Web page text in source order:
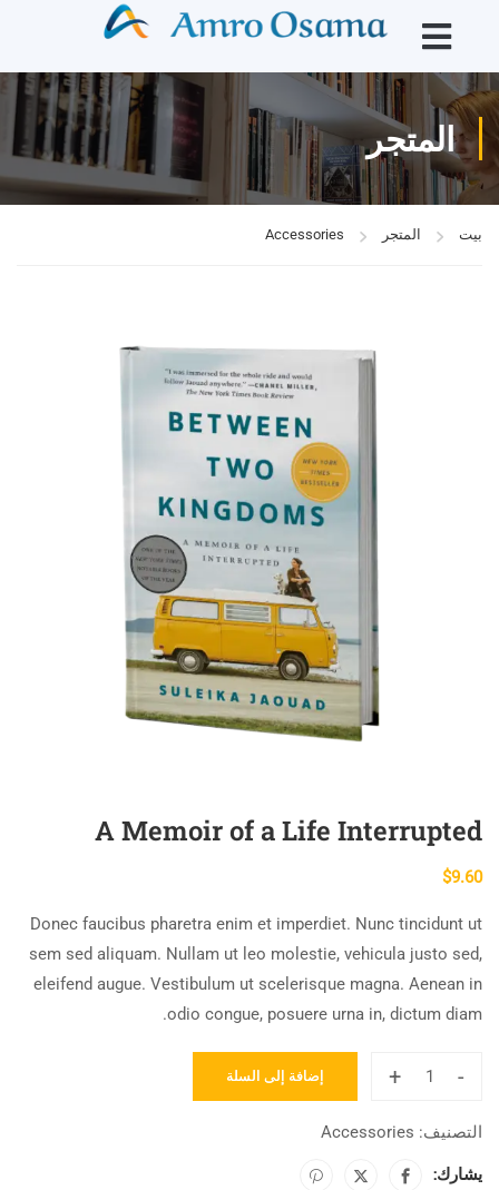
المتجر
بيت المتجر Accessories
A Memoir of a Life Interrupted
$9.60
Donec faucibus pharetra enim et imperdiet. Nunc tincidunt ut
sem sed aliquam. Nullam ut leo molestie, vehicula justo sed,
eleifend augue. Vestibulum ut scelerisque magna. Aenean in
odio congue, posuere urna in, dictum diam.
-
+ إضافة إلى السلة
التصنيف: Accessories
يشارك: